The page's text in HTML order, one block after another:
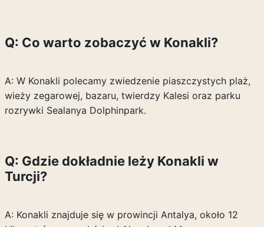
Q: Co warto zobaczyć w Konakli?
A: W Konakli polecamy zwiedzenie piaszczystych plaż,
wieży zegarowej, bazaru, twierdzy Kalesi oraz parku
rozrywki Sealanya Dolphinpark.
Q: Gdzie dokładnie leży Konakli w
Turcji?
A: Konakli znajduje się w prowincji Antalya, około 12